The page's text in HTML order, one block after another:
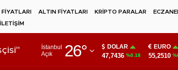
ALTIN FİYATLARI KRİPTO PARALAR
İLETİŞİM
İstanbul
Açık
26°
Adıyaman DOLAR
47,7436 %0.18
EURO
55,2510